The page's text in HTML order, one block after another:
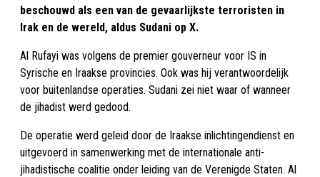
beschouwd als een van de gevaarlijkste terroristen in
Irak en de wereld, aldus Sudani op X.
Al Rufayi was volgens de premier gouverneur voor IS in
Syrische en Iraakse provincies. Ook was hij verantwoordelijk
voor buitenlandse operaties. Sudani zei niet waar of wanneer
de jihadist werd gedood.
De operatie werd geleid door de Iraakse inlichtingendienst en
uitgevoerd in samenwerking met de internationale anti-
jihadistische coalitie onder leiding van de Verenigde Staten. Al